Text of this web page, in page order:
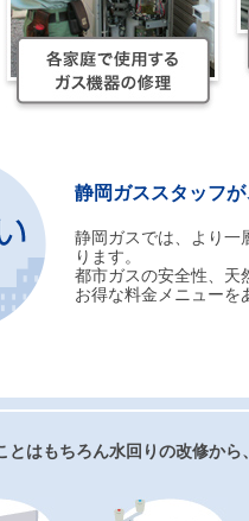
静岡ガススタッフ
静岡ガスでは、より一
ります。
都市ガスの安全性、天
お得な料金メニューを
とはもちろん水回りの改修か